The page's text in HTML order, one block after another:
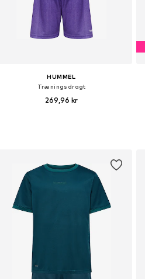
HUMMEL
Træningsdragt
269,96 kr